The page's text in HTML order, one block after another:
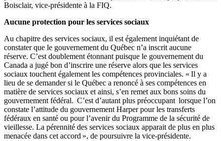
Boisclair, vice-présidente à la FIQ.
Aucune protection pour les services sociaux
Au chapitre des services sociaux, il est également inquiétant de
constater que le gouvernement du Québec n’a inscrit aucune
réserve. C’est doublement étonnant puisque le gouvernement du
Canada a jugé bon d’inscrire une réserve alors que les services
sociaux touchent également les compétences provinciales. « Il y a
lieu de se demander si le Québec a renoncé à ses compétences en
matière de services sociaux et ainsi, s’en remet aux bons soins du
gouvernement fédéral. C’est d’autant plus préoccupant lorsque l’on
constate l’attitude du gouvernement Harper pour les transferts
fédéraux en santé ou pour l’avenir du Programme de la sécurité de
vieillesse. La pérennité des services sociaux apparait de plus en plus
menacée dans cet accord », de poursuivre la vice-présidente.